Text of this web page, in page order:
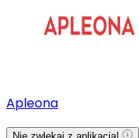
Apleona